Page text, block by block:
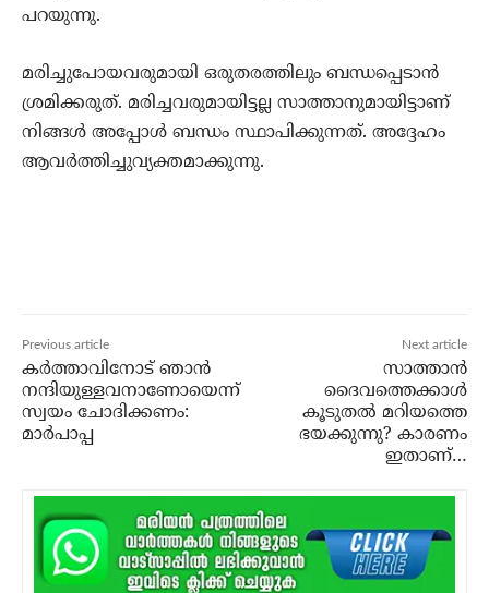
പറയുന്നു.
മരിച്ചുപോയവരുമായി ഒരുതരത്തിലും ബന്ധപ്പെടാന്‍
ശ്രമിക്കരുത്. മരിച്ചവരുമായിട്ടല്ല സാത്താനുമായിട്ടാണ്
നിങ്ങള്‍ അപ്പോള്‍ ബന്ധം സ്ഥാപിക്കുന്നത്. അദ്ദേഹം
ആവര്‍ത്തിച്ചുവ്യക്തമാക്കുന്നു.
Previous article
കര്‍ത്താവിനോട് ഞാന്‍
നന്ദിയുള്ളവനാണോയെന്ന്
സ്വയം ചോദിക്കണം:
മാര്‍പാപ്പ
Next article
സാത്താന്‍
ദൈവത്തെക്കാള്‍
കൂടുതല്‍ മറിയത്തെ
ഭയക്കുന്നു? കാരണം
ഇതാണ്…